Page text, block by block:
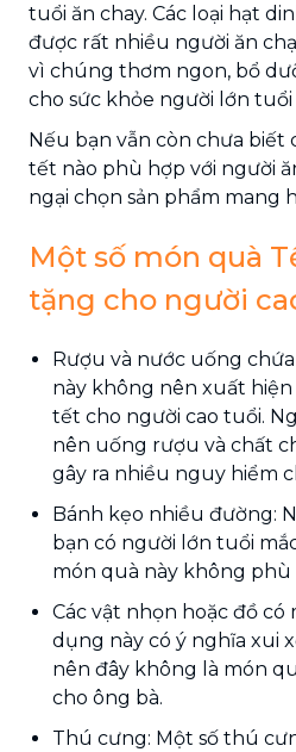
tuổi ăn chay. Các loại hạt
được rất nhiều người ăn
vì chúng thơm ngon, bổ
cho sức khỏe người lớn
Nếu bạn vẫn còn chưa biết
tết nào phù hợp với người
ngại chọn sản phẩm mang
Một số món quà
tặng cho người
Rượu và nước uống
này không nên xuất
tết cho người cao tuổi.
nên uống rượu và chất
gây ra nhiều nguy hiểm
Bánh kẹo nhiều đường:
bạn có người lớn tuổi
món quà này không phù
Các vật nhọn hoặc đồ
dụng này có ý nghĩa xui
nên đây không là món
cho ông bà.
Thú cưng: Một số thú